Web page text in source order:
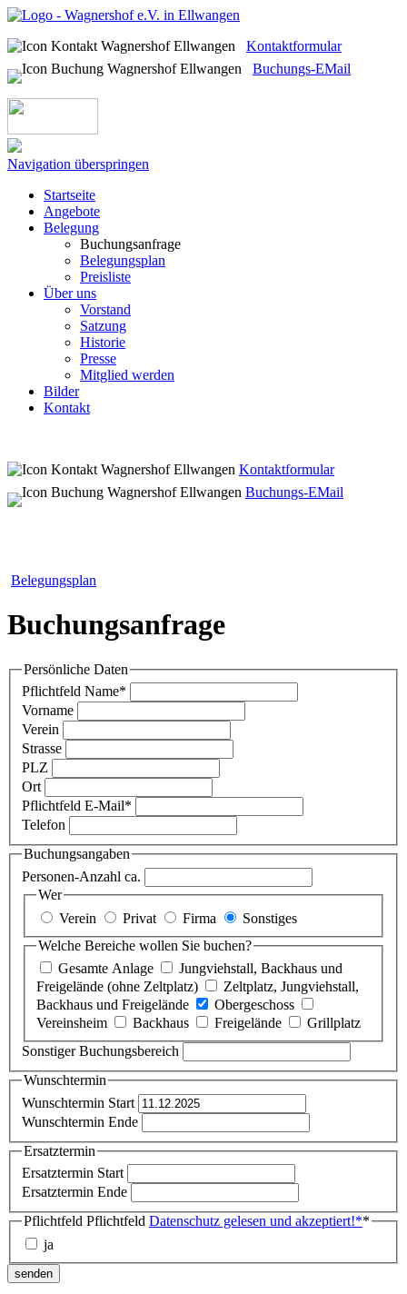
Kontaktformular
Buchungs-EMail
Navigation überspringen
Startseite
Angebote
Belegung
Buchungsanfrage
Belegungsplan
Preisliste
Über uns
Vorstand
Satzung
Historie
Presse
Mitglied werden
Bilder
Kontakt
Kontaktformular
Buchungs-EMail
Belegungsplan
Buchungsanfrage
Persönliche Daten
Pflichtfeld Name*
Vorname
Verein
Strasse
PLZ
Ort
Pflichtfeld E-Mail*
Telefon
Buchungsangaben
Personen-Anzahl ca.
Wer
Verein
Privat Firma
Sonstiges
Welche Bereiche wollen Sie buchen?
Gesamte Anlage
Jungviehstall, Backhaus und
Freigelände (ohne Zeltplatz)
Zeltplatz, Jungviehstall,
Backhaus und Freigelände
Obergeschoss
Vereinsheim
Backhaus Freigelände
Grillplatz
Sonstiger Buchungsbereich
Wunschtermin
Wunschtermin Start
Wunschtermin Ende
Ersatztermin
Ersatztermin Start
Ersatztermin Ende
Pflichtfeld Pflichtfeld Datenschutz gelesen und akzeptiert!**
ja
senden